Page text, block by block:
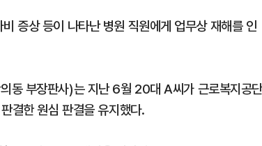
증상 등이 나타난 병원 직원에게 업무상 재해를 인
동 부장판사)는 지난 6월 20대 A씨가 근로복지공
결한 원심 판결을 유지했다.